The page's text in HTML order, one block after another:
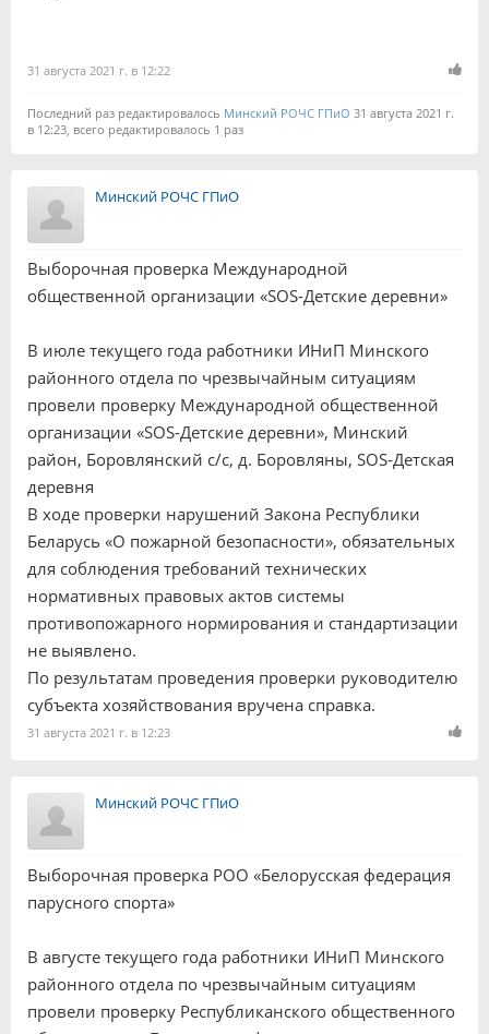
31 августа 2021 г. в 12:22
Последний раз редактировалось Минский РОЧС ГПиО 31 августа 2021 г.
в 12:23, всего редактировалось 1 раз
Минский РОЧС ГПиО
Выборочная проверка Международной
общественной организации «SOS-Детские деревни»
В июле текущего года работники ИНиП Минского
районного отдела по чрезвычайным ситуациям
провели проверку Международной общественной
организации «SOS-Детские деревни», Минский
район, Боровлянский с/с, д. Боровляны, SOS-Детская
деревня
В ходе проверки нарушений Закона Республики
Беларусь «О пожарной безопасности», обязательных
для соблюдения требований технических
нормативных правовых актов системы
противопожарного нормирования и стандартизации
не выявлено.
По результатам проведения проверки руководителю
субъекта хозяйствования вручена справка.
31 августа 2021 г. в 12:23
Минский РОЧС ГПиО
Выборочная проверка РОО «Белорусская федерация
парусного спорта»
В августе текущего года работники ИНиП Минского
районного отдела по чрезвычайным ситуациям
провели проверку Республиканского общественного